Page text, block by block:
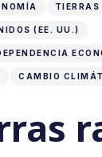
TIERRAS
(EE. UU.)
CAMBIO